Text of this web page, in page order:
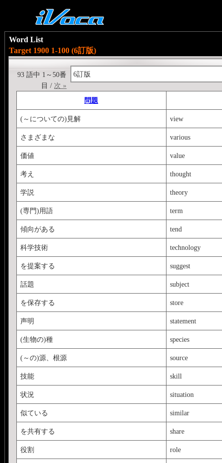
Word List
Target 1900 1-100 (6訂版)
6訂版
93 語中 1～50番
目 / 次 »
問題
(～についての)見解 view
さまざまな various
価値 value
考え thought
学説 theory
(専門)用語 term
傾向がある tend
科学技術 technology
を提案する suggest
話題 subject
を保存する store
声明 statement
(生物の)種 species
(～の)源、根源 source
技能 skill
状況 situation
似ている similar
を共有する share
役割 role